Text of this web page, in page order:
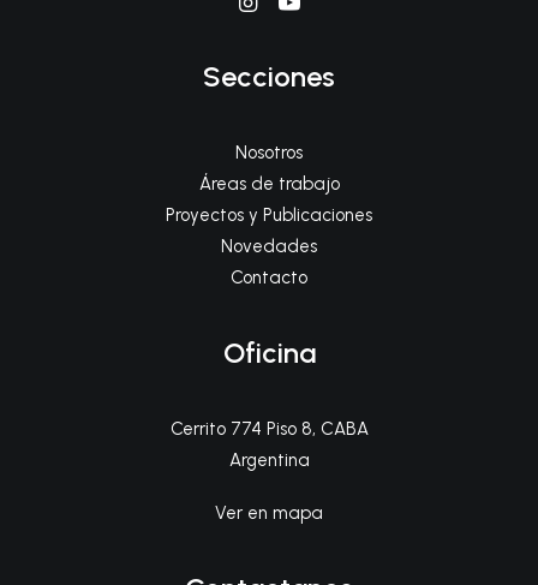
Secciones
Nosotros
Áreas de trabajo
Proyectos y Publicaciones
Novedades
Contacto
Oficina
Cerrito 774 Piso 8, CABA
Argentina
Ver en mapa